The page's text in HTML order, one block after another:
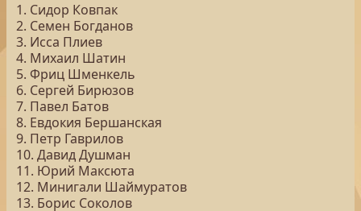
1. Сидор Ковпак
2. Семен Богданов
3. Исса Плиев
4. Михаил Шатин
5. Фриц Шменкель
6. Сергей Бирюзов
7. Павел Батов
8. Евдокия Бершанская
9. Петр Гаврилов
10. Давид Душман
11. Юрий Максюта
12. Минигали Шаймуратов
13. Борис Соколов